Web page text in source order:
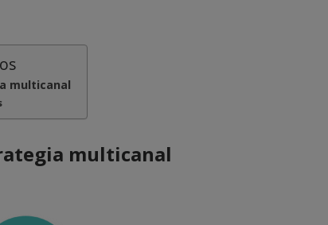
multicanal
multicanal